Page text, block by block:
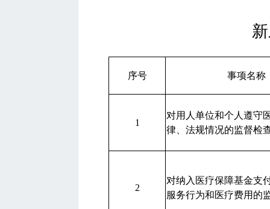
序号 事项名称
1
对用人单位和个人遵守
律、法规情况的监督检
2
对纳入医疗保障基金支
服务行为和医疗费用的